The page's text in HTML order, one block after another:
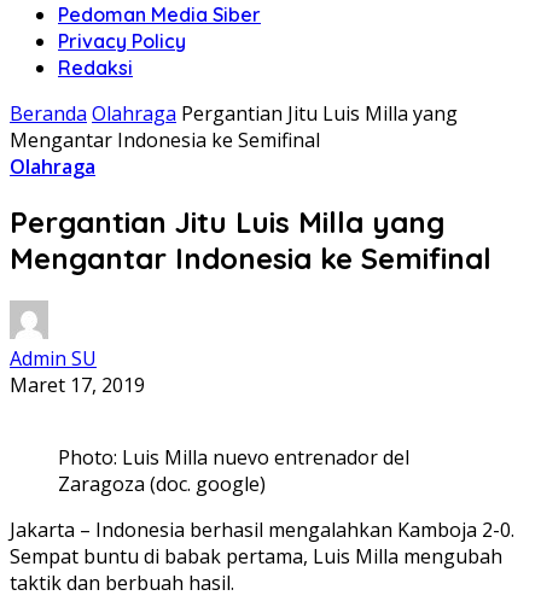
Pedoman Media Siber
Privacy Policy
Redaksi
Beranda Olahraga Pergantian Jitu Luis Milla yang
Mengantar Indonesia ke Semifinal
Olahraga
Pergantian Jitu Luis Milla yang
Mengantar Indonesia ke Semifinal
Admin SU
Maret 17, 2019
Photo: Luis Milla nuevo entrenador del
Zaragoza (doc. google)
Jakarta – Indonesia berhasil mengalahkan Kamboja 2-0.
Sempat buntu di babak pertama, Luis Milla mengubah
taktik dan berbuah hasil.